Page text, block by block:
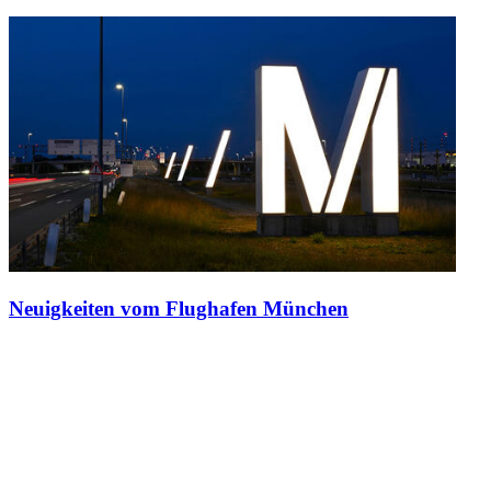
Neuigkeiten vom Flughafen München